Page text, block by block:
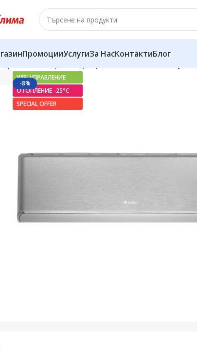
ПромоцииУслугиЗа НасКонтактиБлог
климатици
WIFI УПРАВЛЕНИЕ
ОТОПЛЕНИЕ -25°С
SPECIAL OFFER
-8%